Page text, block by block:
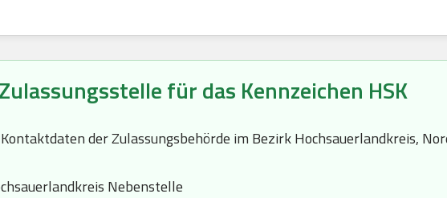
für das Kennzeichen HSK
der Zulassungsbehörde im Bezirk Hochsauerlandkreis,
Nebenstelle